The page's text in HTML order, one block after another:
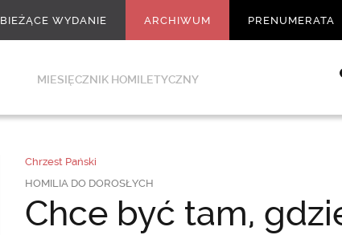
BIEŻĄCE WYDANIE ARCHIWUM PRENUMERATA
MIESIĘCZNIK HOMILETYCZNY
Chrzest Pański
HOMILIA DO DOROSŁYCH
Chce być tam,